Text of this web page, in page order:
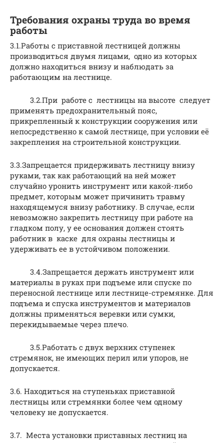
Требования охраны труда во время
работы
3.1.Работы с приставной лестницей должны
производиться двумя лицами, одно из которых
должно находиться внизу и наблюдать за
работающим на лестнице.
3.2.При работе с лестницы на высоте следует
применять предохранительный пояс,
прикрепленный к конструкции сооружения или
непосредственно к самой лестнице, при условии её
закрепления на строительной конструкции.
3.3.Запрещается придерживать лестницу внизу
руками, так как работающий на ней может
случайно уронить инструмент или какой-либо
предмет, которым может причинить травму
находящемуся внизу работнику. В случае, если
невозможно закрепить лестницу при работе на
гладком полу, у ее основания должен стоять
работник в каске для охраны лестницы и
удерживать ее в устойчивом положении.
3.4.Запрещается держать инструмент или
материалы в руках при подъеме или спуске по
переносной лестнице или лестнице-стремянке. Для
подъема и спуска инструментов и материалов
должны применяться веревки или сумки,
перекидываемые через плечо.
3.5.Работать с двух верхних ступенек
стремянок, не имеющих перил или упоров, не
допускается.
3.6. Находиться на ступеньках приставной
лестницы или стремянки более чем одному
человеку не допускается.
3.7. Места установки приставных лестниц на